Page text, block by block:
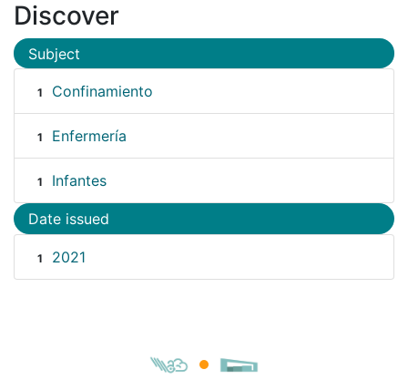
Discover
Subject
1 Confinamiento
1 Enfermería
1 Infantes
Date issued
1 2021